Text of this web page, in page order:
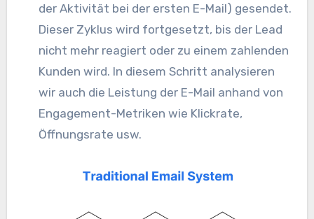
der Aktivität bei der ersten E-Mail) gesendet.
Dieser Zyklus wird fortgesetzt, bis der Lead
nicht mehr reagiert oder zu einem zahlenden
Kunden wird. In diesem Schritt analysieren
wir auch die Leistung der E-Mail anhand von
Engagement-Metriken wie Klickrate,
Öffnungsrate usw.